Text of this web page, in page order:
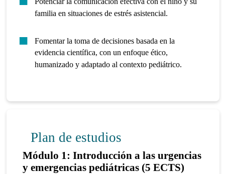
familia en situaciones de estrés asistencial.
Fomentar la toma de decisiones basada en la
evidencia científica, con un enfoque ético,
humanizado y adaptado al contexto pediátrico.
Plan de estudios
Módulo 1: Introducción a las urgencias
y emergencias pediátricas (5 ECTS)